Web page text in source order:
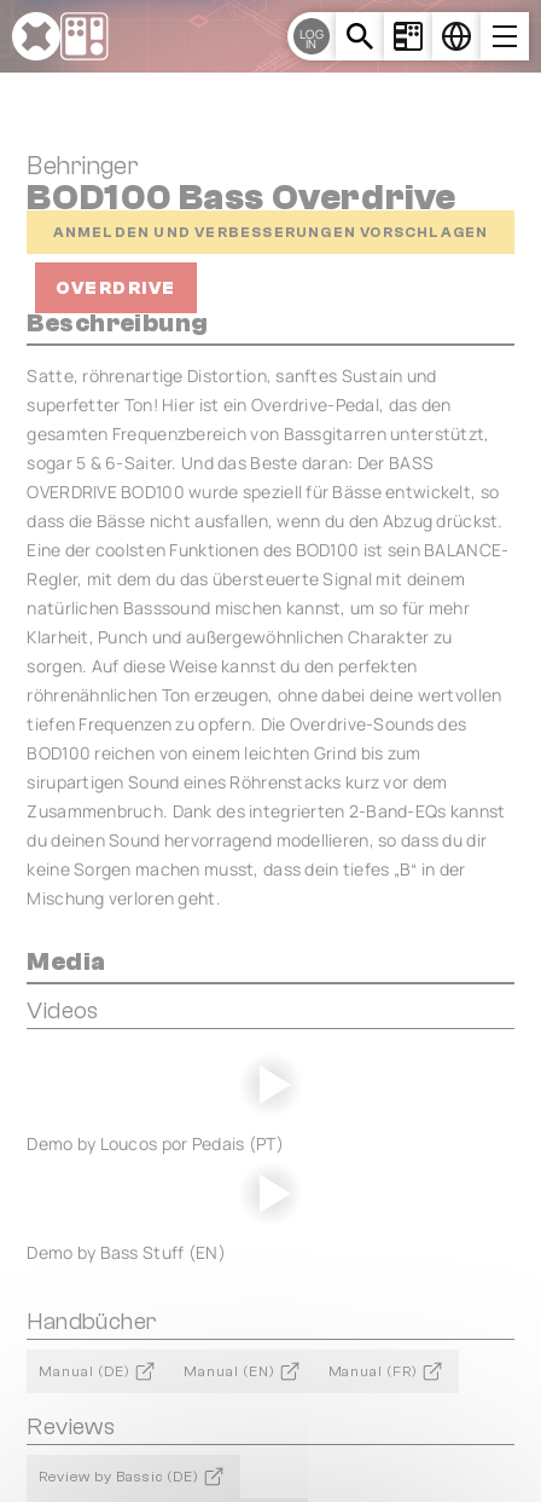
Cookie-Einstellungen
LOG
IN
Behringer
BOD100 Bass Overdrive
ANMELDEN UND VERBESSERUNGEN VORSCHLAGEN
OVERDRIVE
Beschreibung
Satte, röhrenartige Distortion, sanftes Sustain und
superfetter Ton! Hier ist ein Overdrive-Pedal, das den
gesamten Frequenzbereich von Bassgitarren unterstützt,
sogar 5 & 6-Saiter. Und das Beste daran: Der BASS
OVERDRIVE BOD100 wurde speziell für Bässe entwickelt, so
dass die Bässe nicht ausfallen, wenn du den Abzug drückst.
Eine der coolsten Funktionen des BOD100 ist sein BALANCE-
Regler, mit dem du das übersteuerte Signal mit deinem
natürlichen Basssound mischen kannst, um so für mehr
Klarheit, Punch und außergewöhnlichen Charakter zu
sorgen. Auf diese Weise kannst du den perfekten
röhrenähnlichen Ton erzeugen, ohne dabei deine wertvollen
tiefen Frequenzen zu opfern. Die Overdrive-Sounds des
BOD100 reichen von einem leichten Grind bis zum
sirupartigen Sound eines Röhrenstacks kurz vor dem
Zusammenbruch. Dank des integrierten 2-Band-EQs kannst
du deinen Sound hervorragend modellieren, so dass du dir
keine Sorgen machen musst, dass dein tiefes „B“ in der
Mischung verloren geht.
Media
Videos
Demo by Loucos por Pedais (PT)
Demo by Bass Stuff (EN)
Handbücher
Manual (DE) Manual (EN) Manual (FR)
Reviews
Review by Bassic (DE)